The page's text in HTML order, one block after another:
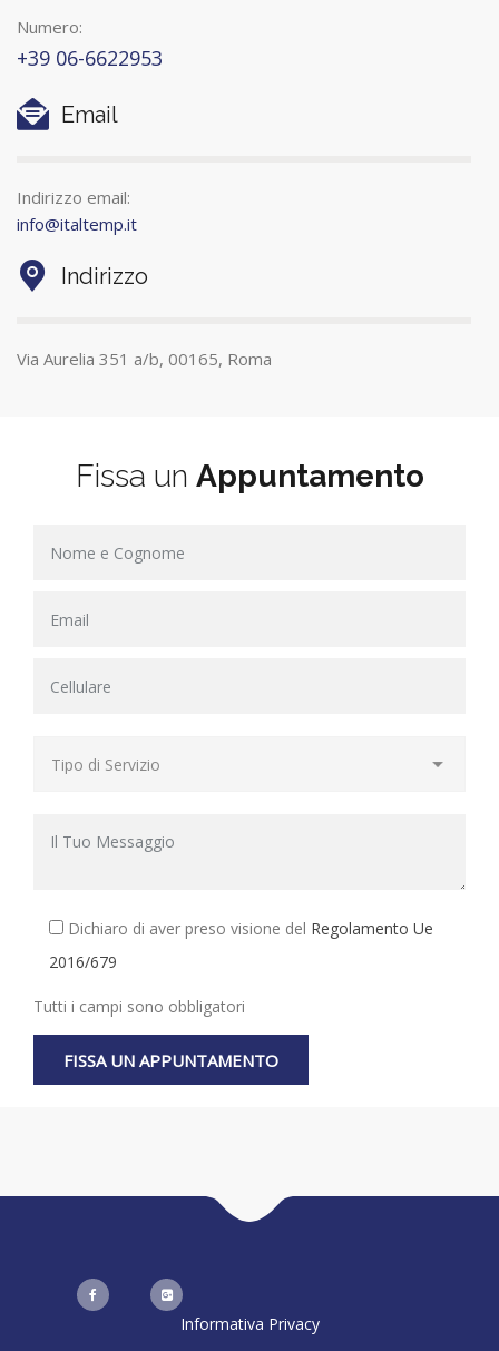
Numero:
+39 06-6622953
Email
Indirizzo email:
info@italtemp.it
Indirizzo
Via Aurelia 351 a/b, 00165, Roma
Fissa un Appuntamento
Dichiaro di aver preso visione del Regolamento Ue
2016/679
Tutti i campi sono obbligatori
Informativa Privacy